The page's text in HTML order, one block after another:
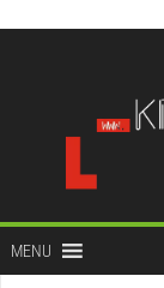
treści
MENU